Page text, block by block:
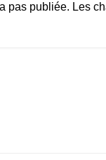
pas publiée. Les